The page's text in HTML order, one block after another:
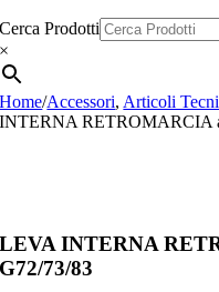
Cerca Prodotti
×
Home/Accessori, Articoli
INTERNA RETROMARCIA
LEVA INTERNA
G72/73/83